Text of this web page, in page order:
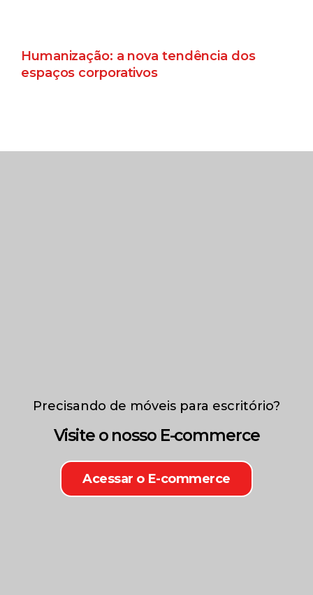
Humanização: a nova tendência dos
espaços corporativos
Precisando de móveis para escritório?
Visite o nosso E-commerce
Acessar o E-commerce